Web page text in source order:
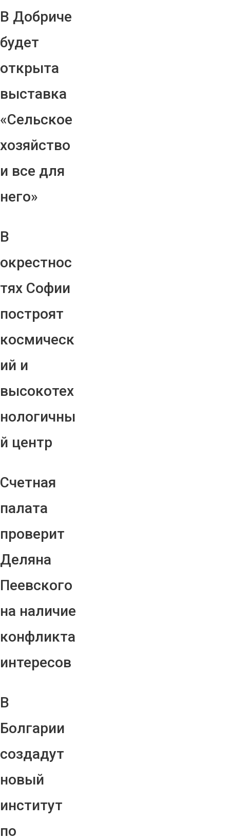
В Добриче
будет
открыта
выставка
«Сельское
хозяйство
и все для
него»
В
окрестнос
тях Софии
построят
космическ
ий и
высокотех
нологичны
й центр
Счетная
палата
проверит
Деляна
Пеевского
на наличие
конфликта
интересов
В
Болгарии
создадут
новый
институт
по